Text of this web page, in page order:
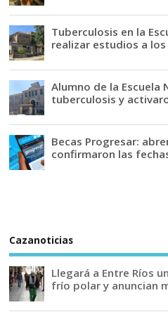
Tuberculosis en la
realizar estudios a
Alumno de la Escuela
tuberculosis y
Becas Progresar:
confirmaron las
Cazanoticias
Llegará a Entre Ríos
frío polar y anuncian